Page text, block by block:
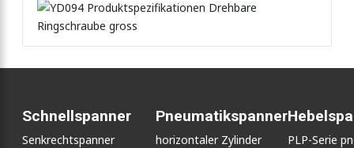
Schnellspanner
Senkrechtspanner
Pneumatikspanner
horizontaler Zylinder
PLP-Serie